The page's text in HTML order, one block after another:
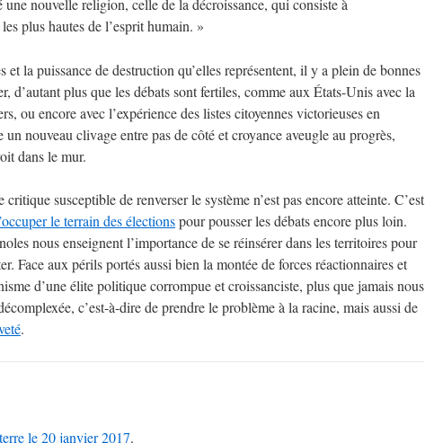
une nouvelle religion, celle de la décroissance, qui consiste à
plus hautes de l’esprit humain. »
et la puissance de destruction qu’elles représentent, il y a plein de bonnes
d’autant plus que les débats sont fertiles, comme aux États-Unis avec la
ou encore avec l’expérience des listes citoyennes victorieuses en
nouveau clivage entre pas de côté et croyance aveugle au progrès,
dans le mur.
susceptible de renverser le système n’est pas encore atteinte. C’est
le terrain des électionspour pousser les débats encore plus loin.
nous enseignent l’importance de se réinsérer dans les territoires pour
Face aux périls portés aussi bien la montée de forces réactionnaires et
d’une élite politique corrompue et croissanciste, plus que jamais nous
c’est-à-dire de prendre le problème à la racine, mais aussi de
.
le 20 janvier 2017.